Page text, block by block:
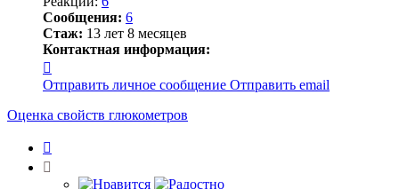
Сообщения: 6
Стаж: 13 лет 8 месяцев
Контактная информация:
информация
пользователя
Sergey.Semyonov
Отправить личное сообщение Отправить email
Оценка свойств глюкометров